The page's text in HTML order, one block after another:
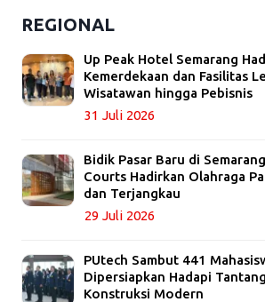
REGIONAL
Up Peak Hotel Semarang
Kemerdekaan dan Fasilitas
Wisatawan hingga Pebisnis
31 Juli 2026
Bidik Pasar Baru di
Courts Hadirkan Olahraga
dan Terjangkau
29 Juli 2026
PUtech Sambut 441
Dipersiapkan Hadapi
Konstruksi Modern